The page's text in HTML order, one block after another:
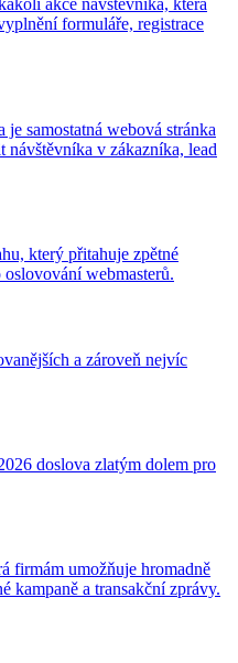
akce návštěvníka, která
formuláře, registrace
samostatná webová stránka
návštěvníka v zákazníka, lead
který přitahuje zpětné
webmasterů.
a zároveň nejvíc
doslova zlatým dolem pro
firmám umožňuje hromadně
kampaně a transakční zprávy.